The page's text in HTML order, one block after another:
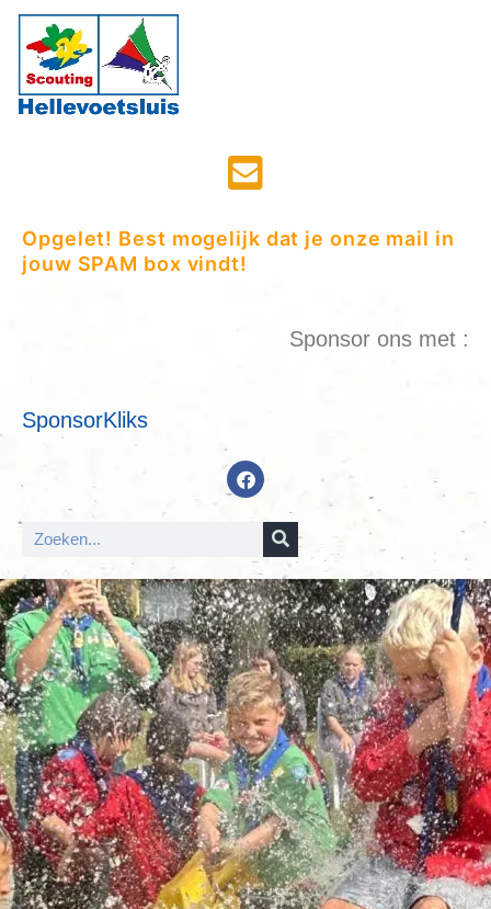
Opgelet! Best mogelijk dat je onze mail in
jouw SPAM box vindt!
Sponsor ons met :
SponsorKliks